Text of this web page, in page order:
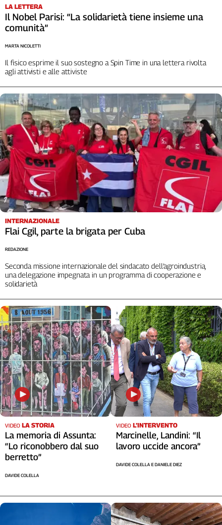
L'Italia
nel
Lavoro
Abruzzo-
Alto
Adige
Basilicata
Calabria
Campania
Emilia-
Romagna
Friuli
Venezia
Giulia
Lazio
Liguria
Lombardia
Marche
Piemonte
Puglia
Sardegna
Sicilia
Toscana
Trentino
Umbria
Valle
D'Aosta
Veneto
Archivio
Storico
1955-
2014
LA LETTERA
Il Nobel Parisi: “La solidarietà tiene insieme una
comunità”
Il fisico esprime il suo sostegno a Spin Time in una lettera rivolta
agli attivisti e alle attiviste
MARTA NICOLETTI
INTERNAZIONALE
Flai Cgil, parte la brigata per Cuba
Seconda missione internazionale del sindacato dell’agroindustria,
una delegazione impegnata in un programma di cooperazione e
solidarietà
REDAZIONE
VIDEO LA STORIA
La memoria di Assunta:
“Lo riconobbero dal suo
berretto”
DAVIDE COLELLA
VIDEO L’INTERVENTO
Marcinelle, Landini: “Il
lavoro uccide ancora”
DAVIDE COLELLA E DANIELE DIEZ